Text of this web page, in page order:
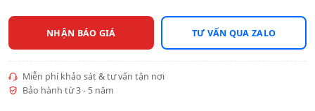
NHẬN BÁO GIÁ TƯ VẤN QUA ZALO
Miễn phí khảo sát & tư vấn tận nơi
Bảo hành từ 3 - 5 năm